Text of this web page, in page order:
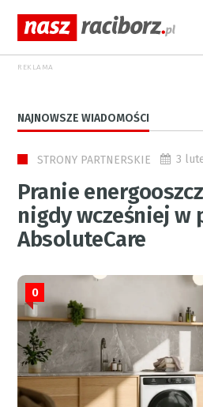
REKLAMA
NAJNOWSZE WIADOMOŚCI
STRONY PARTNERSKIE 3
Pranie
nigdy wcześniej w
AbsoluteCare
0